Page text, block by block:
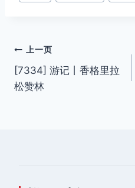
文
章
上一页
[7334] 游记丨香格里拉
松赞林